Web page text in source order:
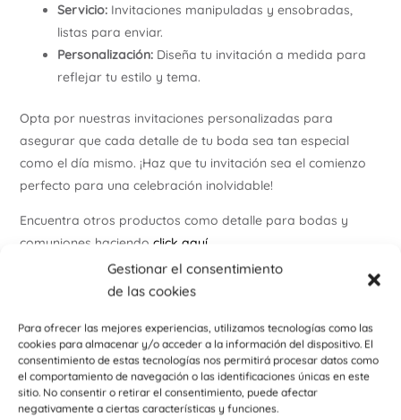
Gestionar el consentimiento
de las cookies
Para ofrecer las mejores experiencias, utilizamos tecnologías como las
cookies para almacenar y/o acceder a la información del dispositivo. El
consentimiento de estas tecnologías nos permitirá procesar datos como
el comportamiento de navegación o las identificaciones únicas en este
sitio. No consentir o retirar el consentimiento, puede afectar
negativamente a ciertas características y funciones.
Servicio:Invitaciones manipuladas y ensobradas,
listas para enviar.
Personalización:Diseña tu invitación a medida para
reflejar tu estilo y tema.
Opta por nuestras invitaciones personalizadas para
asegurar que cada detalle de tu boda sea tan especial
como el día mismo. ¡Haz que tu invitación sea el comienzo
perfecto para una celebración inolvidable!
Encuentra otros productos como detalle para bodas y
comuniones haciendo click aquí
Encuentra otros productos como detalle deportivo o
empresarial haciendoclick aquí
Para más ideas y novedades , visita nuestroinstagram
También podemos diseñar otros elementos de tu boda con
el mismo estilo (mapa de llegada, tarjetas de
agradecimientoa, seating plan, sello, menú, meseros…)